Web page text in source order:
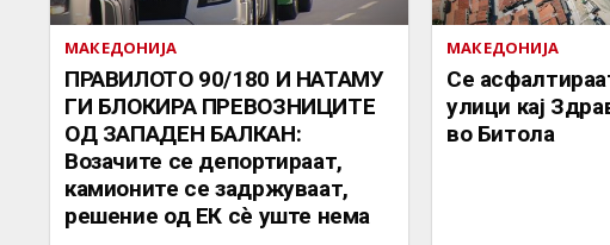
МАКЕДОНИЈА
ПРАВИЛОТО 90/180 И НАТАМУ
ГИ БЛОКИРА ПРЕВОЗНИЦИТЕ
ОД ЗАПАДЕН БАЛКАН:
Возачите се депортираат,
камионите се задржуваат,
решение од ЕК сè уште нема
МАКЕДОНИЈА
Се
улици кај
во Битола